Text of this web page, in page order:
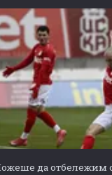
да отбележим